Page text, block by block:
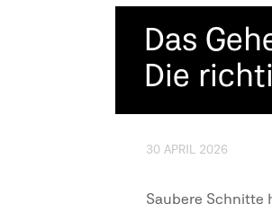
Das
Die
30 APRIL 2026
Saubere Schnitte